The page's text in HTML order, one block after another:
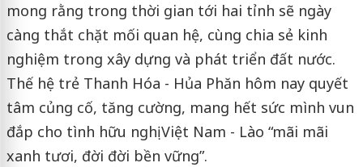
mong rằng trong thời gian tới hai tỉnh sẽ ngày
càng thắt chặt mối quan hệ, cùng chia sẻ kinh
nghiệm trong xây dựng và phát triển đất nước.
Thế hệ trẻ Thanh Hóa - Hủa Phăn hôm nay quyết
tâm củng cố, tăng cường, mang hết sức mình vun
đắp cho tình hữu nghị Việt Nam - Lào “mãi mãi
xanh tươi, đời đời bền vững”.